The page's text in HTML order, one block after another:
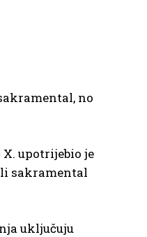
no
upotrijebio je
sakramental
uključuju